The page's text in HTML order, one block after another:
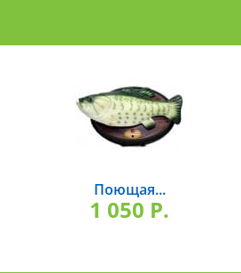
Поющая...
1 050 P.